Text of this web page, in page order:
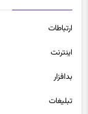
ارتباطات
اينترنت
بدافزار
تبلیغات
تکنولوژی